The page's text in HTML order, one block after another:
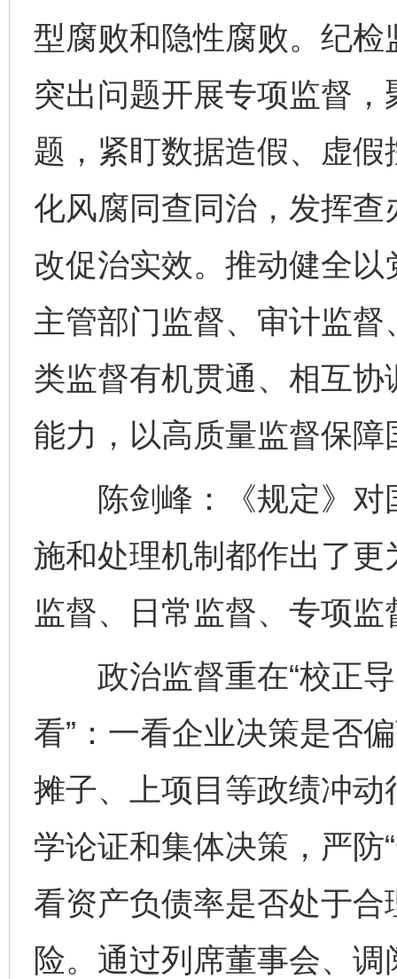
型腐败和隐性腐败。纪
突出问题开展专项监督
题，紧盯数据造假、虚
化风腐同查同治，发挥
改促治实效。推动健全
主管部门监督、审计监
类监督有机贯通、相互
能力，以高质量监督保
陈剑峰：《规定》对
施和处理机制都作出了
监督、日常监督、专项
政治监督重在“校正导
看”：一看企业决策是否
摊子、上项目等政绩冲
学论证和集体决策，严防
看资产负债率是否处于
险。通过列席董事会、